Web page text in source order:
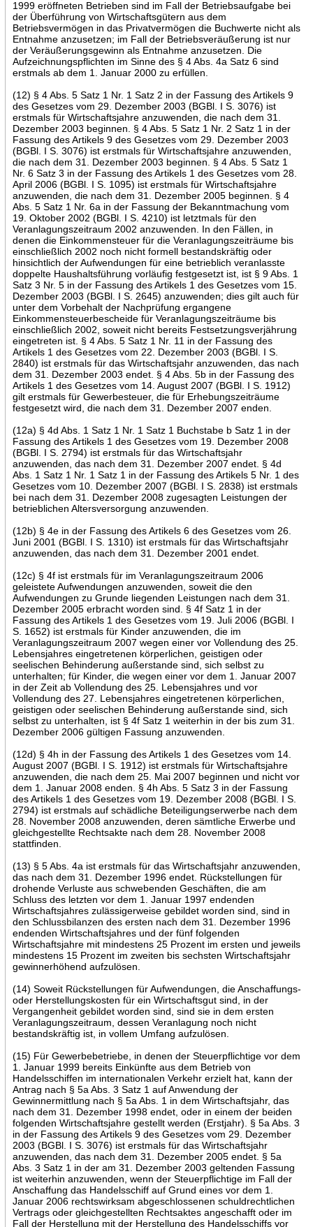
1999 eröffneten Betrieben sind im Fall der Betriebsaufgabe bei
der Überführung von Wirtschaftsgütern aus dem
Betriebsvermögen in das Privatvermögen die Buchwerte nicht als
Entnahme anzusetzen; im Fall der Betriebsveräußerung ist nur
der Veräußerungsgewinn als Entnahme anzusetzen. Die
Aufzeichnungspflichten im Sinne des § 4 Abs. 4a Satz 6 sind
erstmals ab dem 1. Januar 2000 zu erfüllen.
(12) § 4 Abs. 5 Satz 1 Nr. 1 Satz 2 in der Fassung des Artikels 9
des Gesetzes vom 29. Dezember 2003 (BGBl. I S. 3076) ist
erstmals für Wirtschaftsjahre anzuwenden, die nach dem 31.
Dezember 2003 beginnen. § 4 Abs. 5 Satz 1 Nr. 2 Satz 1 in der
Fassung des Artikels 9 des Gesetzes vom 29. Dezember 2003
(BGBl. I S. 3076) ist erstmals für Wirtschaftsjahre anzuwenden,
die nach dem 31. Dezember 2003 beginnen. § 4 Abs. 5 Satz 1
Nr. 6 Satz 3 in der Fassung des Artikels 1 des Gesetzes vom 28.
April 2006 (BGBl. I S. 1095) ist erstmals für Wirtschaftsjahre
anzuwenden, die nach dem 31. Dezember 2005 beginnen. § 4
Abs. 5 Satz 1 Nr. 6a in der Fassung der Bekanntmachung vom
19. Oktober 2002 (BGBl. I S. 4210) ist letztmals für den
Veranlagungszeitraum 2002 anzuwenden. In den Fällen, in
denen die Einkommensteuer für die Veranlagungszeiträume bis
einschließlich 2002 noch nicht formell bestandskräftig oder
hinsichtlich der Aufwendungen für eine betrieblich veranlasste
doppelte Haushaltsführung vorläufig festgesetzt ist, ist § 9 Abs. 1
Satz 3 Nr. 5 in der Fassung des Artikels 1 des Gesetzes vom 15.
Dezember 2003 (BGBl. I S. 2645) anzuwenden; dies gilt auch für
unter dem Vorbehalt der Nachprüfung ergangene
Einkommensteuerbescheide für Veranlagungszeiträume bis
einschließlich 2002, soweit nicht bereits Festsetzungsverjährung
eingetreten ist. § 4 Abs. 5 Satz 1 Nr. 11 in der Fassung des
Artikels 1 des Gesetzes vom 22. Dezember 2003 (BGBl. I S.
2840) ist erstmals für das Wirtschaftsjahr anzuwenden, das nach
dem 31. Dezember 2003 endet. § 4 Abs. 5b in der Fassung des
Artikels 1 des Gesetzes vom 14. August 2007 (BGBl. I S. 1912)
gilt erstmals für Gewerbesteuer, die für Erhebungszeiträume
festgesetzt wird, die nach dem 31. Dezember 2007 enden.
(12a) § 4d Abs. 1 Satz 1 Nr. 1 Satz 1 Buchstabe b Satz 1 in der
Fassung des Artikels 1 des Gesetzes vom 19. Dezember 2008
(BGBl. I S. 2794) ist erstmals für das Wirtschaftsjahr
anzuwenden, das nach dem 31. Dezember 2007 endet. § 4d
Abs. 1 Satz 1 Nr. 1 Satz 1 in der Fassung des Artikels 5 Nr. 1 des
Gesetzes vom 10. Dezember 2007 (BGBl. I S. 2838) ist erstmals
bei nach dem 31. Dezember 2008 zugesagten Leistungen der
betrieblichen Altersversorgung anzuwenden.
(12b) § 4e in der Fassung des Artikels 6 des Gesetzes vom 26.
Juni 2001 (BGBl. I S. 1310) ist erstmals für das Wirtschaftsjahr
anzuwenden, das nach dem 31. Dezember 2001 endet.
(12c) § 4f ist erstmals für im Veranlagungszeitraum 2006
geleistete Aufwendungen anzuwenden, soweit die den
Aufwendungen zu Grunde liegenden Leistungen nach dem 31.
Dezember 2005 erbracht worden sind. § 4f Satz 1 in der
Fassung des Artikels 1 des Gesetzes vom 19. Juli 2006 (BGBl. I
S. 1652) ist erstmals für Kinder anzuwenden, die im
Veranlagungszeitraum 2007 wegen einer vor Vollendung des 25.
Lebensjahres eingetretenen körperlichen, geistigen oder
seelischen Behinderung außerstande sind, sich selbst zu
unterhalten; für Kinder, die wegen einer vor dem 1. Januar 2007
in der Zeit ab Vollendung des 25. Lebensjahres und vor
Vollendung des 27. Lebensjahres eingetretenen körperlichen,
geistigen oder seelischen Behinderung außerstande sind, sich
selbst zu unterhalten, ist § 4f Satz 1 weiterhin in der bis zum 31.
Dezember 2006 gültigen Fassung anzuwenden.
(12d) § 4h in der Fassung des Artikels 1 des Gesetzes vom 14.
August 2007 (BGBl. I S. 1912) ist erstmals für Wirtschaftsjahre
anzuwenden, die nach dem 25. Mai 2007 beginnen und nicht vor
dem 1. Januar 2008 enden. § 4h Abs. 5 Satz 3 in der Fassung
des Artikels 1 des Gesetzes vom 19. Dezember 2008 (BGBl. I S.
2794) ist erstmals auf schädliche Beteiligungserwerbe nach dem
28. November 2008 anzuwenden, deren sämtliche Erwerbe und
gleichgestellte Rechtsakte nach dem 28. November 2008
stattfinden.
(13) § 5 Abs. 4a ist erstmals für das Wirtschaftsjahr anzuwenden,
das nach dem 31. Dezember 1996 endet. Rückstellungen für
drohende Verluste aus schwebenden Geschäften, die am
Schluss des letzten vor dem 1. Januar 1997 endenden
Wirtschaftsjahres zulässigerweise gebildet worden sind, sind in
den Schlussbilanzen des ersten nach dem 31. Dezember 1996
endenden Wirtschaftsjahres und der fünf folgenden
Wirtschaftsjahre mit mindestens 25 Prozent im ersten und jeweils
mindestens 15 Prozent im zweiten bis sechsten Wirtschaftsjahr
gewinnerhöhend aufzulösen.
(14) Soweit Rückstellungen für Aufwendungen, die Anschaffungs-
oder Herstellungskosten für ein Wirtschaftsgut sind, in der
Vergangenheit gebildet worden sind, sind sie in dem ersten
Veranlagungszeitraum, dessen Veranlagung noch nicht
bestandskräftig ist, in vollem Umfang aufzulösen.
(15) Für Gewerbebetriebe, in denen der Steuerpflichtige vor dem
1. Januar 1999 bereits Einkünfte aus dem Betrieb von
Handelsschiffen im internationalen Verkehr erzielt hat, kann der
Antrag nach § 5a Abs. 3 Satz 1 auf Anwendung der
Gewinnermittlung nach § 5a Abs. 1 in dem Wirtschaftsjahr, das
nach dem 31. Dezember 1998 endet, oder in einem der beiden
folgenden Wirtschaftsjahre gestellt werden (Erstjahr). § 5a Abs. 3
in der Fassung des Artikels 9 des Gesetzes vom 29. Dezember
2003 (BGBl. I S. 3076) ist erstmals für das Wirtschaftsjahr
anzuwenden, das nach dem 31. Dezember 2005 endet. § 5a
Abs. 3 Satz 1 in der am 31. Dezember 2003 geltenden Fassung
ist weiterhin anzuwenden, wenn der Steuerpflichtige im Fall der
Anschaffung das Handelsschiff auf Grund eines vor dem 1.
Januar 2006 rechtswirksam abgeschlossenen schuldrechtlichen
Vertrags oder gleichgestellten Rechtsaktes angeschafft oder im
Fall der Herstellung mit der Herstellung des Handelsschiffs vor